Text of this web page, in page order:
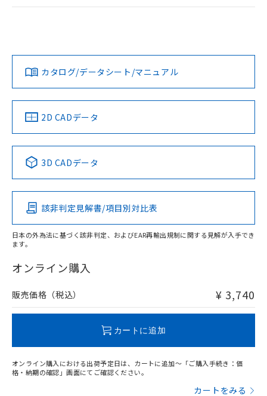
ログイン/会員登録
ダウンロードデータをご利用いただく前に、以下を必ずお読
みください。
ソフトウェアの使用条件
EU RoHS 注意事項・凡例
対応済み
中国 RoHS 注意事項・凡例
Pb Hg Cd Cr(VI)
O
在庫等で未対応品が混在する可能性があります。
問い合わせください。
カタログ/データシート/マニュアル
2D CADデータ
3D CADデータ
該非判定見解書/項目別対比表
日本の外為法に基づく該非判定、およびEAR再輸出規制に関する見解が入手でき
ます。
オンライン購入
販売価格（税込） ¥ 3,740
カートに追加
オンライン購入における出荷予定日は、カートに追加～「ご購入手続き：価
格・納期の確認」画面にてご確認ください。
カートをみる